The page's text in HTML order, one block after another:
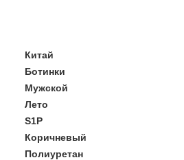
Китай
Ботинки
Мужской
Лето
S1P
Коричневый
Полиуретан